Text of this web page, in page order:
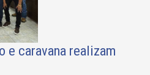
e caravana realizam